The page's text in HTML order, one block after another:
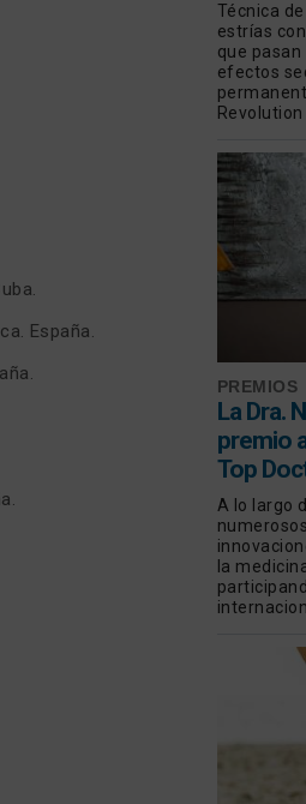
Técnica
estrías
que
efectos
Revolution
PREMIOS
La Dra.
premio
Top
A lo largo
la
España.